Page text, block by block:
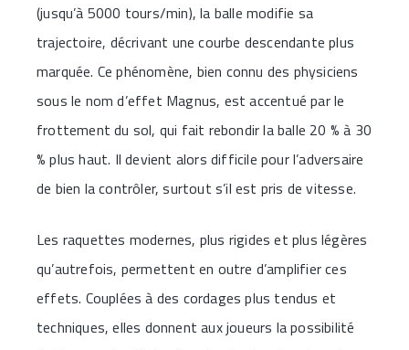
(jusqu’à 5000 tours/min), la balle modifie sa
trajectoire, décrivant une courbe descendante plus
marquée. Ce phénomène, bien connu des physiciens
sous le nom d’effet Magnus, est accentué par le
frottement du sol, qui fait rebondir la balle 20 % à 30
% plus haut. Il devient alors difficile pour l’adversaire
de bien la contrôler, surtout s’il est pris de vitesse.
Les raquettes modernes, plus rigides et plus légères
qu’autrefois, permettent en outre d’amplifier ces
effets. Couplées à des cordages plus tendus et
techniques, elles donnent aux joueurs la possibilité